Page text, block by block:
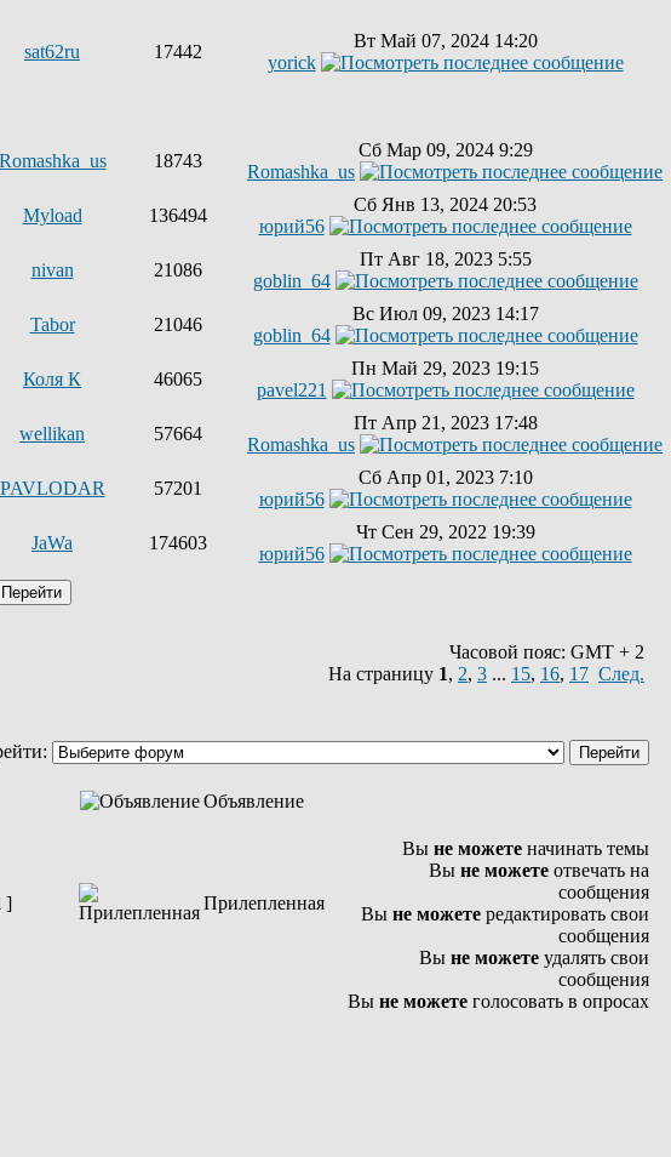
sat62ru 17442
Вт Май 07, 2024 14:20
yorick
Romashka_us 18743
Сб Мар 09, 2024 9:29
Romashka_us
Myload 136494
Сб Янв 13, 2024 20:53
юрий56
nivan 21086
Пт Авг 18, 2023 5:55
goblin_64
Tabor 21046
Вс Июл 09, 2023 14:17
goblin_64
Коля К 46065
Пн Май 29, 2023 19:15
pavel221
wellikan 57664
Пт Апр 21, 2023 17:48
Romashka_us
PAVLODAR 57201
Сб Апр 01, 2023 7:10
юрий56
JaWa 174603
Чт Сен 29, 2022 19:39
юрий56
Часовой пояс: GMT + 2
На страницу 1, 2, 3 ... 15, 16, 17 След.
Объявление
] Прилепленная
Вы не можете начинать темы
Вы не можете отвечать на
сообщения
Вы не можете редактировать свои
сообщения
Вы не можете удалять свои
сообщения
Вы не можете голосовать в опросах